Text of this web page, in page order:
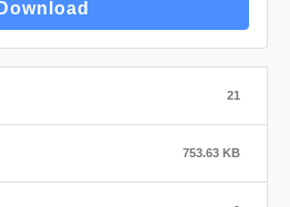
Download
21
753.63 KB